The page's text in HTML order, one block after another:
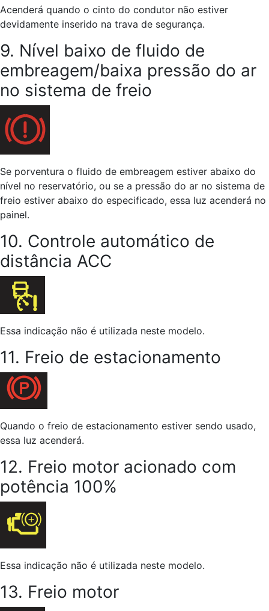
Acenderá quando o cinto do condutor não estiver
devidamente inserido na trava de segurança.
9. Nível baixo de fluido de
embreagem/baixa pressão do ar
no sistema de freio
Se porventura o fluido de embreagem estiver abaixo do
nível no reservatório, ou se a pressão do ar no sistema de
freio estiver abaixo do especificado, essa luz acenderá no
painel.
10. Controle automático de
distância ACC
Essa indicação não é utilizada neste modelo.
11. Freio de estacionamento
Quando o freio de estacionamento estiver sendo usado,
essa luz acenderá.
12. Freio motor acionado com
potência 100%
Essa indicação não é utilizada neste modelo.
13. Freio motor